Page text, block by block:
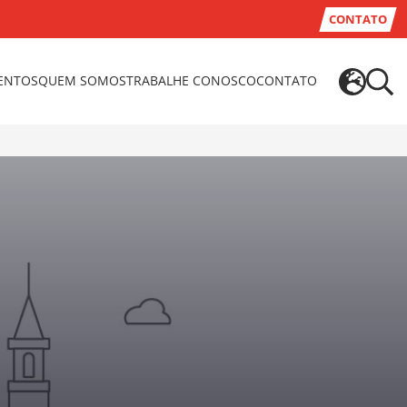
CONTATO
QUEM SOMOSTRABALHE CONOSCOCONTATO